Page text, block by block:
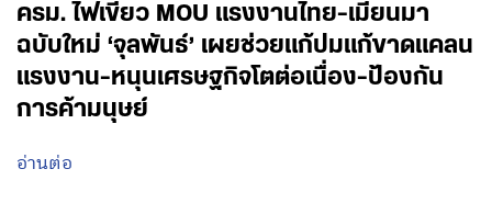
ครม. ไฟเขียว MOU แรงงานไทย-เมียนมา
ฉบับใหม่ ‘จุลพันธ์’ เผยช่วยแก้ปมแก้ขาดแคลน
แรงงาน-หนุนเศรษฐกิจโตต่อเนื่อง-ป้องกัน
การค้ามนุษย์
อ่านต่อ